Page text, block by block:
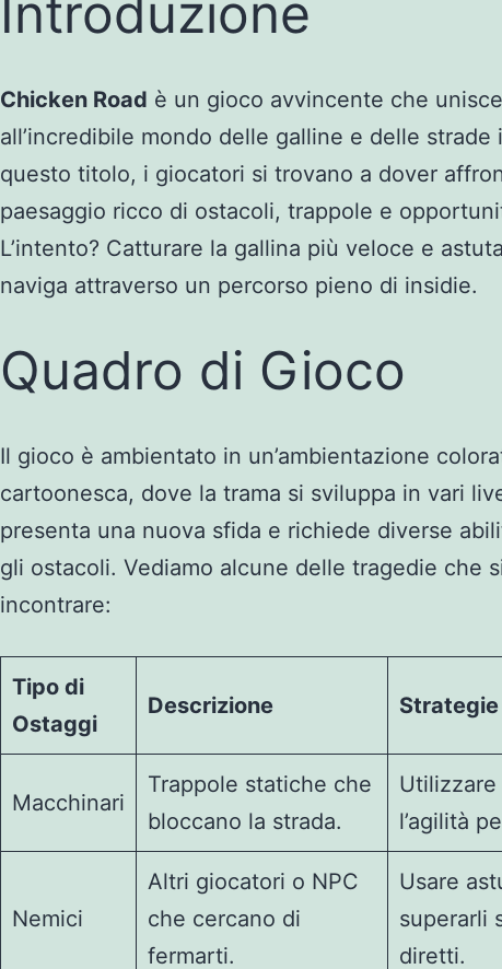
Introduzione
Chicken Road è un gioco avvincente che unisce
all’incredibile mondo delle galline e delle strade
questo titolo, i giocatori si trovano a dover
paesaggio ricco di ostacoli, trappole e
L’intento? Catturare la gallina più veloce e
naviga attraverso un percorso pieno di insidie.
Quadro di Gioco
Il gioco è ambientato in un’ambientazione
cartoonesca, dove la trama si sviluppa in vari
presenta una nuova sfida e richiede diverse
gli ostacoli. Vediamo alcune delle tragedie che
incontrare:
Tipo di
Ostaggi
Descrizione
Macchinari
Trappole statiche che
bloccano la strada.
l’agilità
Nemici
Altri giocatori o NPC
che cercano di
fermarti.
Usare
superarli
diretti.